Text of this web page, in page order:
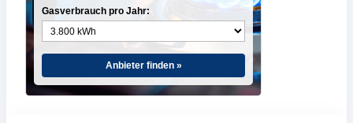
Gasverbrauch pro Jahr:
Anbieter finden »